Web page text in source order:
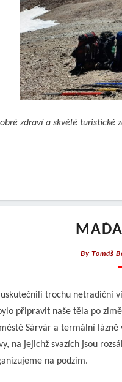
zdraví a skvělé
By Tomáš
trochu netradiční
připravit naše těla po
Sárvár a termální lázně
na jejichž svazích jsou
na podzim.